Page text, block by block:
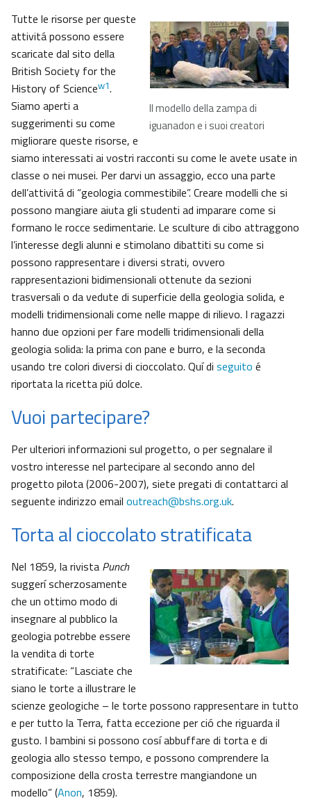
Il modello della zampa di
iguanadon e i suoi creatori
Tutte le risorse per queste
attivitá possono essere
scaricate dal sito della
British Society for the
History of Sciencew1.
Siamo aperti a
suggerimenti su come
migliorare queste risorse, e
siamo interessati ai vostri racconti su come le avete usate in
classe o nei musei. Per darvi un assaggio, ecco una parte
dell’attivitá di “geologia commestibile”. Creare modelli che si
possono mangiare aiuta gli studenti ad imparare come si
formano le rocce sedimentarie. Le sculture di cibo attraggono
l’interesse degli alunni e stimolano dibattiti su come si
possono rappresentare i diversi strati, ovvero
rappresentazioni bidimensionali ottenute da sezioni
trasversali o da vedute di superficie della geologia solida, e
modelli tridimensionali come nelle mappe di rilievo. I ragazzi
hanno due opzioni per fare modelli tridimensionali della
geologia solida: la prima con pane e burro, e la seconda
usando tre colori diversi di cioccolato. Quí di seguito é
riportata la ricetta piú dolce.
Vuoi partecipare?
Per ulteriori informazioni sul progetto, o per segnalare il
vostro interesse nel partecipare al secondo anno del
progetto pilota (2006-2007), siete pregati di contattarci al
seguente indirizzo email outreach@bshs.org.uk.
Torta al cioccolato stratificata
Nel 1859, la rivista Punch
suggerí scherzosamente
che un ottimo modo di
insegnare al pubblico la
geologia potrebbe essere
la vendita di torte
stratificate: “Lasciate che
siano le torte a illustrare le
scienze geologiche – le torte possono rappresentare in tutto
e per tutto la Terra, fatta eccezione per ció che riguarda il
gusto. I bambini si possono cosí abbuffare di torta e di
geologia allo stesso tempo, e possono comprendere la
composizione della crosta terrestre mangiandone un
modello” (Anon, 1859).